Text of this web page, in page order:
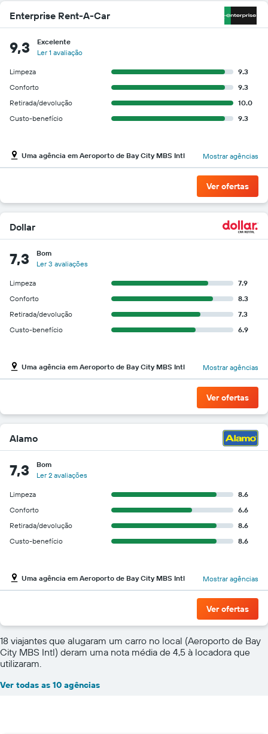
Enterprise Rent-A-Car
9,3
Excelente
Ler 1 avaliação
Limpeza
9.3
Conforto
9.3
Retirada/devolução
10.0
Custo-benefício
9.3
Uma agência em Aeroporto de Bay City MBS Intl Mostrar agências
Ver ofertas
Dollar
7,3
Bom
Ler 3 avaliações
Limpeza
7.9
Conforto
8.3
Retirada/devolução
7.3
Custo-benefício
6.9
Uma agência em Aeroporto de Bay City MBS Intl Mostrar agências
Ver ofertas
Alamo
7,3
Bom
Ler 2 avaliações
Limpeza
8.6
Conforto
6.6
Retirada/devolução
8.6
Custo-benefício
8.6
Uma agência em Aeroporto de Bay City MBS Intl Mostrar agências
Ver ofertas
18 viajantes que alugaram um carro no local (Aeroporto de Bay
City MBS Intl) deram uma nota média de 4,5 à locadora que
utilizaram.
Ver todas as 10 agências